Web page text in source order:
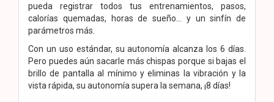
pueda registrar todos tus entrenamientos, pasos,
calorías quemadas, horas de sueño… y un sinfín de
parámetros más.
Con un uso estándar, su autonomía alcanza los 6 días.
Pero puedes aún sacarle más chispas porque si bajas el
brillo de pantalla al mínimo y eliminas la vibración y la
vista rápida, su autonomía supera la semana, ¡8 días!